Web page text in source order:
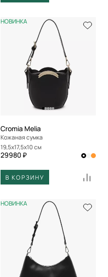
НОВИНКА
Cromia Melia
Кожаная сумка
19,5x17,5x10 см
29980 ₽
В КОРЗИНУ
НОВИНКА